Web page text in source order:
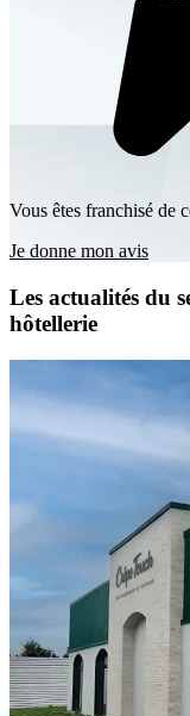
Vous êtes franchisé de
Je donne mon avis
Les actualités du
hôtellerie